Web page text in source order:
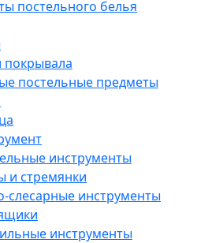
постельного белья
покрывала
постельные предметы
инструменты
и стремянки
слесарные инструменты
инструменты